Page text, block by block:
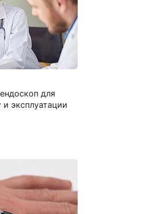
для
эксплуатации